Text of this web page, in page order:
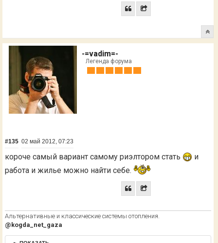
-=vadim=-
Легенда форума
#135 02 май 2012, 07:23
короче самый вариант самому риэлтором стать
и
работа и жилье можно найти себе.
Альтернативные и классические системы отопления.
@kogda_net_gaza